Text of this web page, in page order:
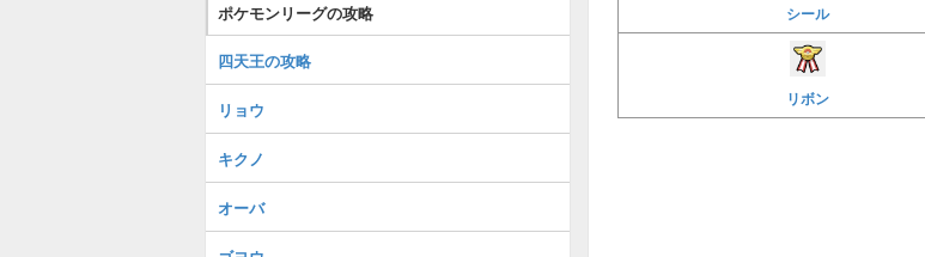
シール
リボン
ポケモンリーグの攻略
四天王の攻略
リョウ
キクノ
オーバ